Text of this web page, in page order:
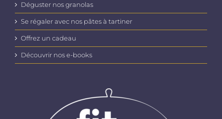
Déguster nos granolas
Se régaler avec nos pâtes à tartiner
Offrez un cadeau
Découvrir nos e-books